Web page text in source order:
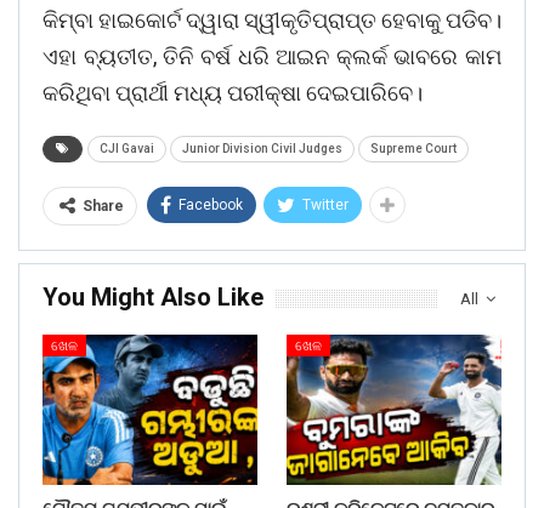
କିମ୍ବା ହାଇକୋର୍ଟ ଦ୍ୱାରା ସ୍ୱୀକୃତିପ୍ରାପ୍ତ ହେବାକୁ ପଡିବ।
ଏହା ବ୍ୟତୀତ, ତିନି ବର୍ଷ ଧରି ଆଇନ କ୍ଲର୍କ ଭାବରେ କାମ
କରିଥିବା ପ୍ରାର୍ଥୀ ମଧ୍ୟ ପରୀକ୍ଷା ଦେଇପାରିବେ।
CJI Gavai Junior Division Civil Judges Supreme Court
Share Facebook Twitter
All
You Might Also Like
ଖେଳ ଖେଳ